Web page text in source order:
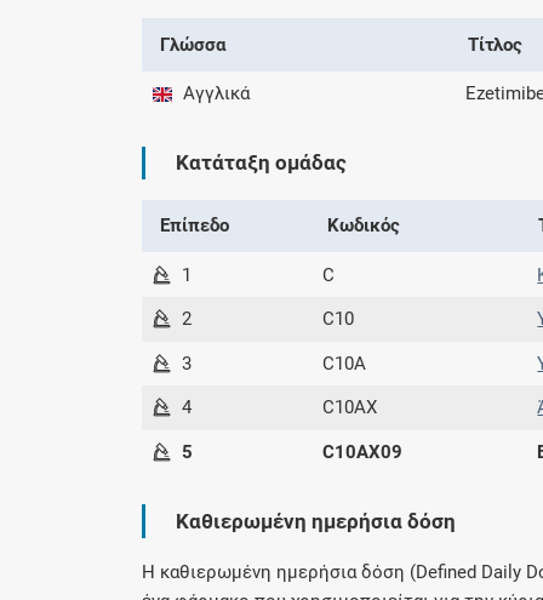
Γλώσσα Τίτλος
Αγγλικά
Κατάταξη ομάδας
Επίπεδο Κωδικός
1 C
2 C10
3 C10A
4 C10AX
5 C10AX09
Καθιερωμένη ημερήσια δόση
H καθιερωμένη ημερήσια δόση (Defined Daily